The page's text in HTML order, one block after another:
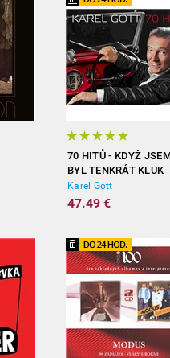
70 HITŮ - KDYŽ
BYL TENKRÁT KLUK
(3CD)
Karel Gott
47.49 €